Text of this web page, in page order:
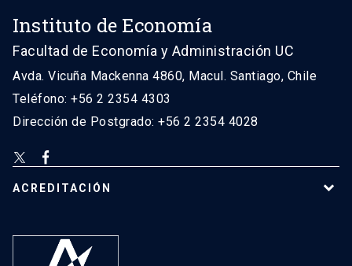
Instituto de Economía
Facultad de Economía y Administración UC
Avda. Vicuña Mackenna 4860, Macul. Santiago, Chile
Teléfono: +56 2 2354 4303
Dirección de Postgrado: +56 2 2354 4028
ACREDITACIÓN